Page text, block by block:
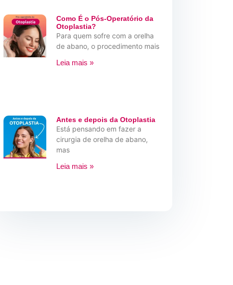
Como É o Pós-Operatório da
Otoplastia?
Para quem sofre com a orelha
de abano, o procedimento mais
Leia mais »
Antes e depois da Otoplastia
Está pensando em fazer a
cirurgia de orelha de abano,
mas
Leia mais »